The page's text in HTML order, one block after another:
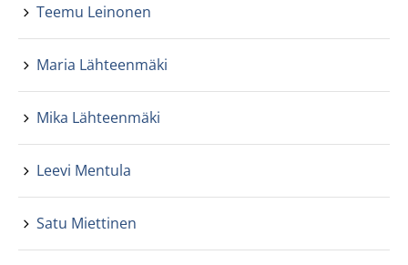
Teemu Leinonen
Maria Lähteenmäki
Mika Lähteenmäki
Leevi Mentula
Satu Miettinen